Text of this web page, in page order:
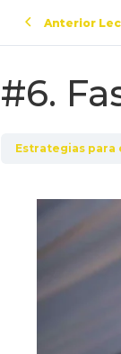
Anterior
#6.
Estrategias para